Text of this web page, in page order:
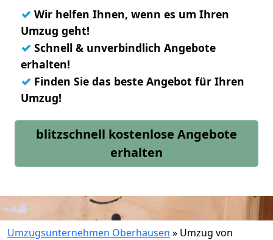
✓ Wir helfen Ihnen, wenn es um Ihren
Umzug geht!
✓ Schnell & unverbindlich Angebote
erhalten!
✓ Finden Sie das beste Angebot für Ihren
Umzug!
blitzschnell kostenlose Angebote
erhalten
Umzugsunternehmen Oberhausen » Umzug von